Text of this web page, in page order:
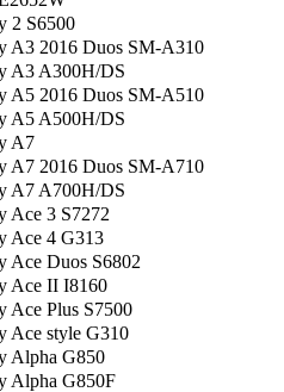
2 S6500
A3 2016 Duos SM-A310
A3 A300H/DS
A5 2016 Duos SM-A510
A5 A500H/DS
A7
A7 2016 Duos SM-A710
A7 A700H/DS
Ace 3 S7272
Ace 4 G313
Ace Duos S6802
Ace II I8160
Ace Plus S7500
Ace style G310
Alpha G850
Alpha G850F